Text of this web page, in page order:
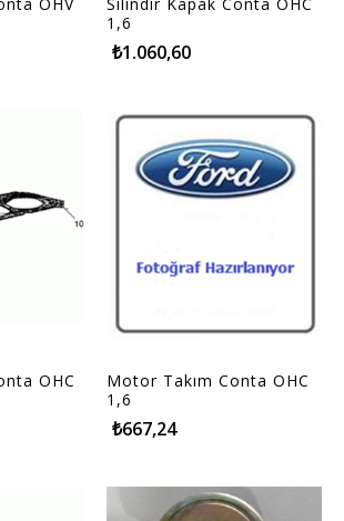
1,6
₺1.060,60
OHC
Motor Takım Conta OHC
1,6
₺667,24